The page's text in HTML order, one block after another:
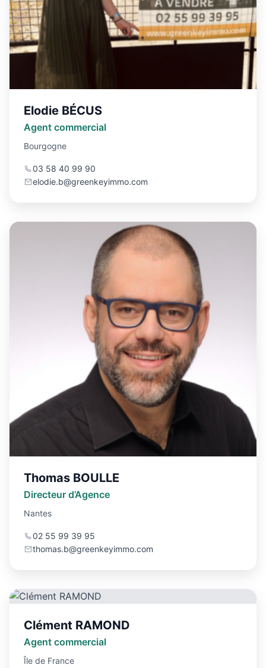
Elodie BÉCUS
Agent commercial
Bourgogne
03 58 40 99 90
elodie.b@greenkeyimmo.com
Thomas BOULLE
Directeur d’Agence
Nantes
02 55 99 39 95
thomas.b@greenkeyimmo.com
Clément RAMOND
Agent commercial
Île de France